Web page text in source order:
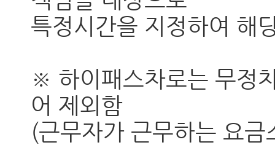
특정시간을 지정하여 해
※ 하이패스차로는 무정
어 제외함
(근무자가 근무하는 요